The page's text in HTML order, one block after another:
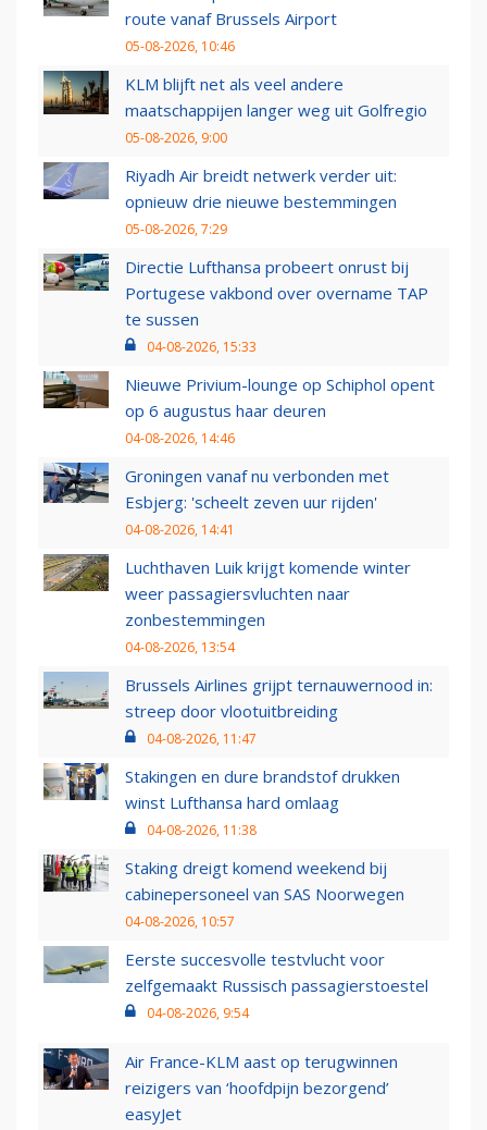
route vanaf Brussels Airport
05-08-2026, 10:46
KLM blijft net als veel andere
maatschappijen langer weg uit Golfregio
05-08-2026, 9:00
Riyadh Air breidt netwerk verder uit:
opnieuw drie nieuwe bestemmingen
05-08-2026, 7:29
Directie Lufthansa probeert onrust bij
Portugese vakbond over overname TAP
te sussen
04-08-2026, 15:33
Nieuwe Privium-lounge op Schiphol opent
op 6 augustus haar deuren
04-08-2026, 14:46
Groningen vanaf nu verbonden met
Esbjerg: 'scheelt zeven uur rijden'
04-08-2026, 14:41
Luchthaven Luik krijgt komende winter
weer passagiersvluchten naar
zonbestemmingen
04-08-2026, 13:54
Brussels Airlines grijpt ternauwernood in:
streep door vlootuitbreiding
04-08-2026, 11:47
Stakingen en dure brandstof drukken
winst Lufthansa hard omlaag
04-08-2026, 11:38
Staking dreigt komend weekend bij
cabinepersoneel van SAS Noorwegen
04-08-2026, 10:57
Eerste succesvolle testvlucht voor
zelfgemaakt Russisch passagierstoestel
04-08-2026, 9:54
Air France-KLM aast op terugwinnen
reizigers van ‘hoofdpijn bezorgend’
easyJet